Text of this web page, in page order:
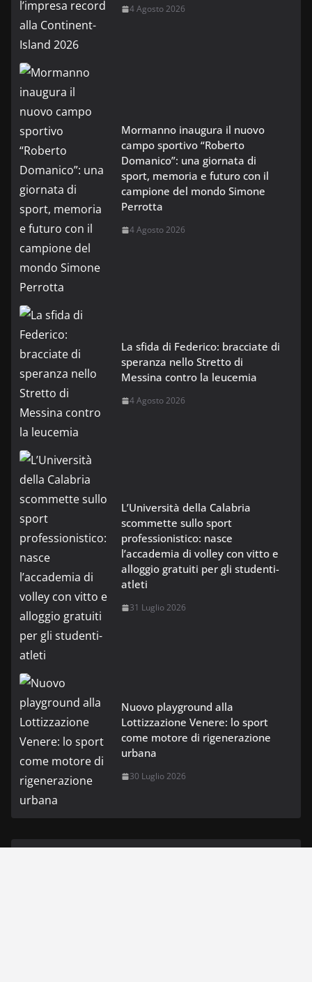
4 Agosto 2026
Mormanno inaugura il nuovo
campo sportivo “Roberto
Domanico”: una giornata di
sport, memoria e futuro con il
campione del mondo Simone
Perrotta
4 Agosto 2026
La sfida di Federico: bracciate di
speranza nello Stretto di
Messina contro la leucemia
4 Agosto 2026
L’Università della Calabria
scommette sullo sport
professionistico: nasce
l’accademia di volley con vitto e
alloggio gratuiti per gli studenti-
atleti
31 Luglio 2026
Nuovo playground alla
Lottizzazione Venere: lo sport
come motore di rigenerazione
urbana
30 Luglio 2026